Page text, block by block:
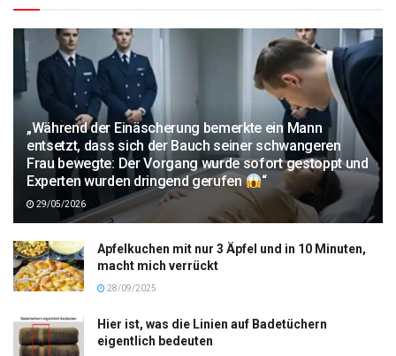
„Während der Einäscherung bemerkte ein Mann
entsetzt, dass sich der Bauch seiner schwangeren
Frau bewegte: Der Vorgang wurde sofort gestoppt und
Experten wurden dringend gerufen
“
29/05/2026
Apfelkuchen mit nur 3 Äpfel und in 10 Minuten,
macht mich verrückt
28/09/2025
Hier ist, was die Linien auf Badetüchern
eigentlich bedeuten